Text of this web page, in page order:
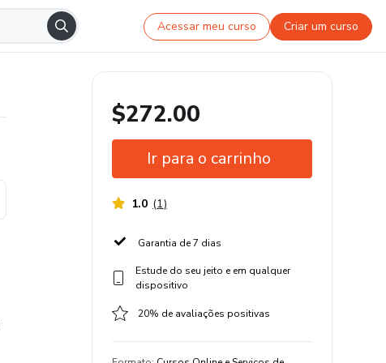
Acessar meu curso Criar um curso
$272.00
Ir para o carrinho
1.0 (1)
Garantia de 7 dias
Estude do seu jeito e em qualquer
dispositivo
20% de avaliações positivas